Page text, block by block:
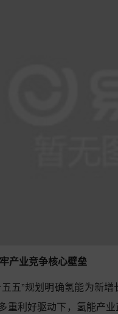
产业竞争核心壁垒
五”规划明确氢能为新
重利好驱动下，氢能产